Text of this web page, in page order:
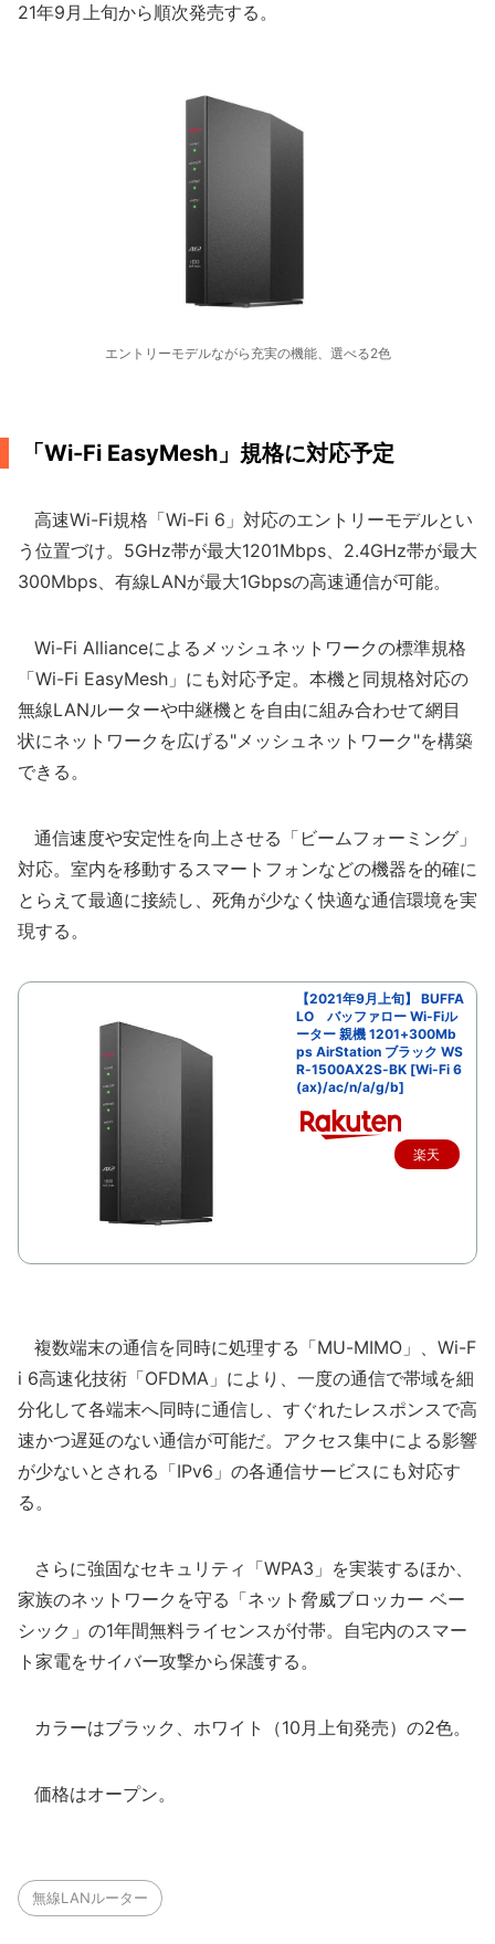
21年9月上旬から順次発売する。
エントリーモデルながら充実の機能、選べる2色
「Wi-Fi EasyMesh」規格に対応予定
高速Wi-Fi規格「Wi-Fi 6」対応のエントリーモデルとい
う位置づけ。5GHz帯が最大1201Mbps、2.4GHz帯が最大
300Mbps、有線LANが最大1Gbpsの高速通信が可能。
Wi-Fi Allianceによるメッシュネットワークの標準規格
「Wi-Fi EasyMesh」にも対応予定。本機と同規格対応の
無線LANルーターや中継機とを自由に組み合わせて網目
状にネットワークを広げる"メッシュネットワーク"を構築
できる。
通信速度や安定性を向上させる「ビームフォーミング」
対応。室内を移動するスマートフォンなどの機器を的確に
とらえて最適に接続し、死角が少なく快適な通信環境を実
現する。
【2021年9月上旬】 BUFFA
LO バッファロー Wi-Fiル
ーター 親機 1201+300Mb
ps AirStation ブラック WS
R-1500AX2S-BK [Wi-Fi 6
(ax)/ac/n/a/g/b]
楽天
複数端末の通信を同時に処理する「MU-MIMO」、Wi-F
i 6高速化技術「OFDMA」により、一度の通信で帯域を細
分化して各端末へ同時に通信し、すぐれたレスポンスで高
速かつ遅延のない通信が可能だ。アクセス集中による影響
が少ないとされる「IPv6」の各通信サービスにも対応す
る。
さらに強固なセキュリティ「WPA3」を実装するほか、
家族のネットワークを守る「ネット脅威ブロッカー ベー
シック」の1年間無料ライセンスが付帯。自宅内のスマー
ト家電をサイバー攻撃から保護する。
カラーはブラック、ホワイト（10月上旬発売）の2色。
価格はオープン。
無線LANルーター